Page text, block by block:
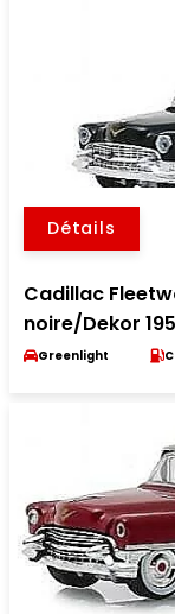
Détails
Cadillac
noire/Dekor
Greenlight